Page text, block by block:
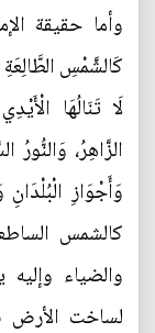
وأما حقيقة
كَالشَّمْسِ
لَا تَنَالُهَا
الزَّاهِرُ،
وَأَجْوَازِ
كالشمس
والضياء وإليه
لساخت الأرض